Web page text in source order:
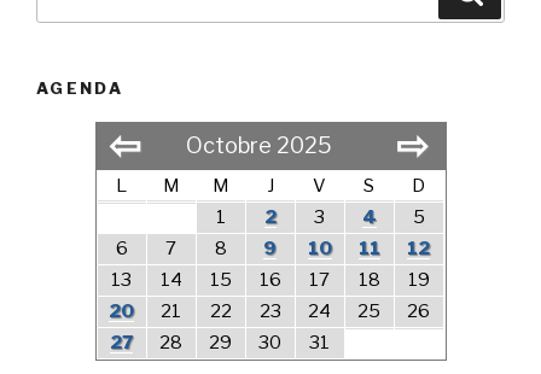
AGENDA
⇦ Octobre 2025 ⇨
L M M J V S
D
1
2 3 4
5
6
7 8 9 10 11
12
13
14 15 16 17 18
19
20
21 22 23 24 25
26
27
28 29 30 31